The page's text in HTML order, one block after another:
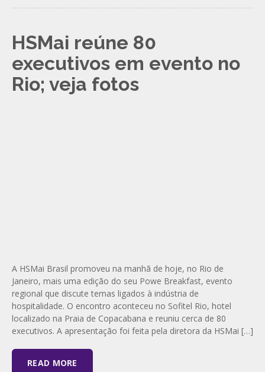
HSMai reúne 80
executivos em evento no
Rio; veja fotos
A HSMai Brasil promoveu na manhã de hoje, no Rio de
Janeiro, mais uma edição do seu Powe Breakfast, evento
regional que discute temas ligados à indústria de
hospitalidade. O encontro aconteceu no Sofitel Rio, hotel
localizado na Praia de Copacabana e reuniu cerca de 80
executivos. A apresentação foi feita pela diretora da HSMai […]
READ MORE